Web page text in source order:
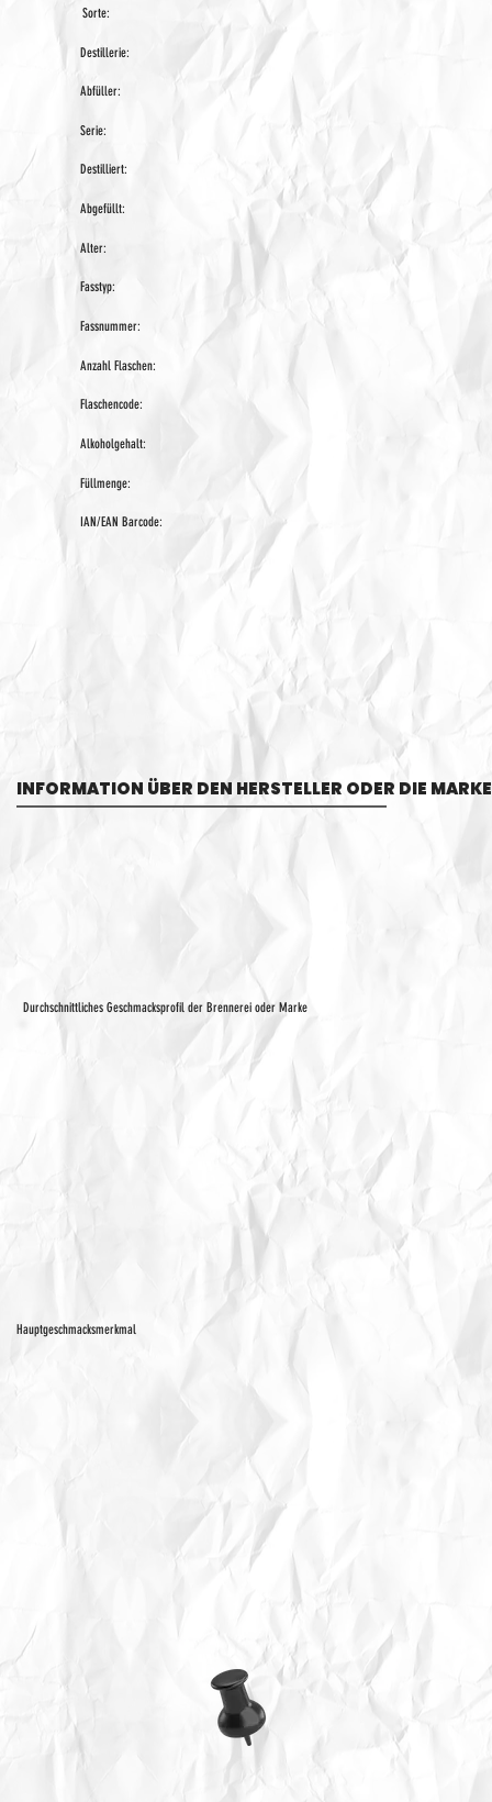
Durchschnittliches Geschmacksprofil der Brennerei oder Marke
Hauptgeschmacksmerkmal
Sorte:
Destillerie:
Abfüller:
Serie:
Destilliert:
Abgefüllt:
Alter:
Fasstyp:
Fassnummer:
Anzahl Flaschen:
Flaschencode:
Alkoholgehalt:
Füllmenge:
IAN/EAN Barcode:
INFORMATION ÜBER DEN HERSTELLER ODER DIE MARKE